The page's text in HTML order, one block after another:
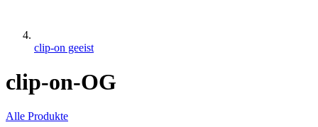
clip-on geeist
clip-on-OG
Alle Produkte